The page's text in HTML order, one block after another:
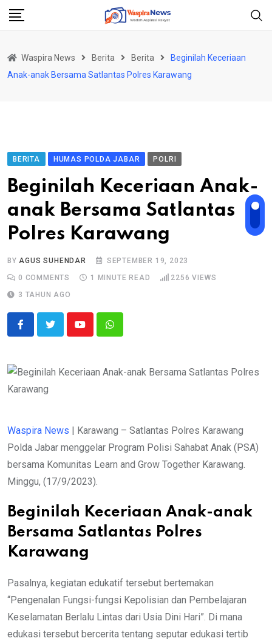
Skip
Waspira News Berita Berita
Beginilah Keceriaan
Anak-anak Bersama Satlantas Polres Karawang
BERITA HUMAS POLDA JABAR POLRI
Beginilah Keceriaan Anak-
anak Bersama Satlantas
Polres Karawang
BYAGUS SUHENDAR
SEPTEMBER 19, 2023
0 COMMENTS 1 MINUTE READ 2256 VIEWS
3 TAHUN AGO
YoutubeWhatsapp
Waspira News | Karawang – Satlantas Polres Karawang
Polda Jabar menggelar Program Polisi Sahabat Anak (PSA)
bersama Komunitas Learn and Grow Together Karawang.
Minggu, (17/9/2023).
Beginilah Keceriaan Anak-anak
Bersama Satlantas Polres
Karawang
Pasalnya, kegiatan edukatif tersebut bertemakan
“Pengenalan Fungsi-fungsi Kepolisian dan Pembelajaran
Keselamatan Berlalu Lintas dari Usia Dini Hari”. Di mana
edukasi tersebut bercerita tentang seputar edukasi tertib